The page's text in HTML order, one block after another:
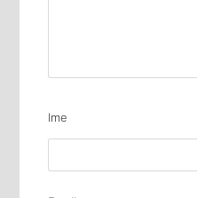
Ime